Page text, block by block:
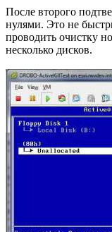
После второго
нулями. Это не
проводить очистку
несколько дисков.